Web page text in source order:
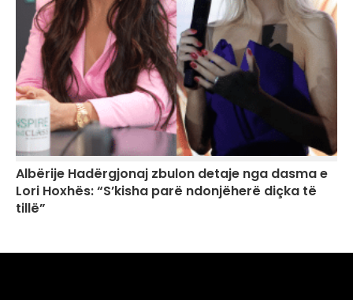
Albërije Hadërgjonaj zbulon detaje nga dasma e
Lori Hoxhës: “S’kisha parë ndonjëherë diçka të
tillë”